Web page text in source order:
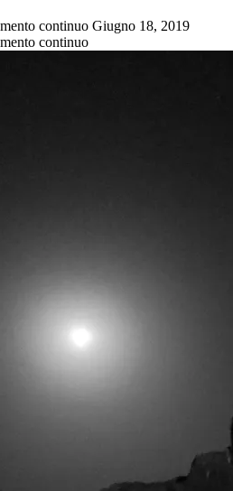
continuo Giugno 18, 2019
continuo